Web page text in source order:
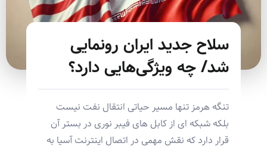
سلاح جدید ایران رونمایی
شد/ چه ویژگی‌هایی دارد؟
تنگه هرمز تنها مسیر حیاتی انتقال نفت نیست
بلکه شبکه ای از کابل های فیبر نوری در بستر آن
قرار دارد که نقش مهمی در اتصال اینترنت آسیا به